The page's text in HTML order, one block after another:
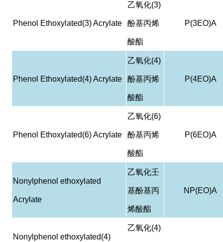
Phenol Ethoxylated(3) Acrylate
乙氧化(3)
酚基丙烯
酸酯
P(3EO)A
Phenol Ethoxylated(4) Acrylate
乙氧化(4)
酚基丙烯
酸酯
P(4EO)A
Phenol Ethoxylated(6) Acrylate
乙氧化(6)
酚基丙烯
酸酯
P(6EO)A
Nonylphenol ethoxylated
Acrylate
乙氧化壬
基酚基丙
烯酸酯
NP(EO)A
Nonylphenol ethoxylated(4)
乙氧化(4)